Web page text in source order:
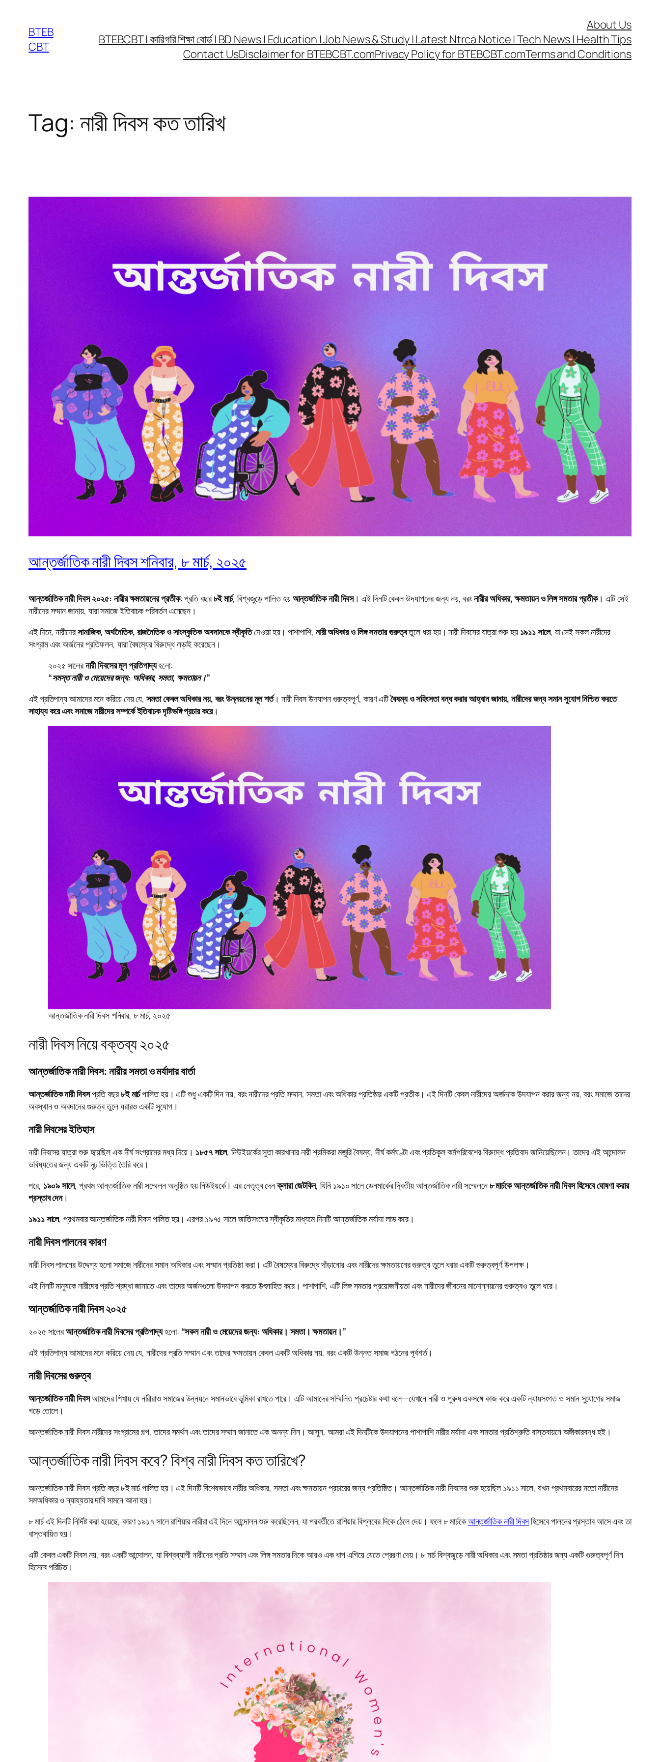
content
BTEB
CBT
About Us
BTEBCBT | কারিগরি শিক্ষা বোর্ড | BD News | Education | Job News & Study | Latest Ntrca Notice | Tech News | Health Tips
Contact UsDisclaimer for BTEBCBT.comPrivacy Policy for BTEBCBT.comTerms and Conditions
Tag: নারী দিবস কত তারিখ
আন্তর্জাতিক নারী দিবস শনিবার, ৮ মার্চ, ২০২৫
আন্তর্জাতিক নারী দিবস ২০২৫: নারীর ক্ষমতায়নের প্রতীক: প্রতি বছর৮ই মার্চ, বিশ্বজুড়ে পালিত হয়আন্তর্জাতিক নারী দিবস। এই দিনটি কেবল উদযাপনের জন্য নয়, বরংনারীর অধিকার, ক্ষমতায়ন ও লিঙ্গ সমতার প্রতীক। এটি সেই
নারীদের সম্মান জানায়, যারা সমাজে ইতিবাচক পরিবর্তন এনেছেন।
এই দিনে, নারীদেরসামাজিক, অর্থনৈতিক, রাজনৈতিক ও সাংস্কৃতিক অবদানকে স্বীকৃতিদেওয়া হয়। পাশাপাশি, নারী অধিকার ও লিঙ্গ সমতার গুরুত্বতুলে ধরা হয়। নারী দিবসের যাত্রা শুরু হয় ১৯১১ সালে, যা সেই সকল নারীদের
সংগ্রাম এবং অর্জনের প্রতিফলন, যারা বৈষম্যের বিরুদ্ধে লড়াই করেছেন।
২০২৫ সালেরনারী দিবসের মূল প্রতিপাদ্যহলো:
“সমস্ত নারী ও মেয়েদের জন্য: অধিকার, সমতা, ক্ষমতায়ন।”
এই প্রতিপাদ্য আমাদের মনে করিয়ে দেয় যে,সমতা কেবল অধিকার নয়, বরং উন্নয়নের মূল শর্ত। নারী দিবস উদযাপন গুরুত্বপূর্ণ, কারণ এটিবৈষম্য ও সহিংসতা বন্ধ করার আহ্বান জানায়, নারীদের জন্য সমান সুযোগ নিশ্চিত করতে
সাহায্য করে এবং সমাজে নারীদের সম্পর্কে ইতিবাচক দৃষ্টিভঙ্গি প্রচার করে।
আন্তর্জাতিক নারী দিবস শনিবার, ৮ মার্চ, ২০২৫
নারী দিবস নিয়ে বক্তব্য ২০২৫
আন্তর্জাতিক নারী দিবস: নারীর সমতা ও মর্যাদার বার্তা
আন্তর্জাতিক নারী দিবসপ্রতি বছর৮ই মার্চপালিত হয়। এটি শুধু একটি দিন নয়, বরং নারীদের প্রতি সম্মান, সমতা এবং অধিকার প্রতিষ্ঠার একটি প্রতীক। এই দিনটি কেবল নারীদের অর্জনকে উদযাপন করার জন্য নয়, বরং সমাজে তাদের
অবস্থান ও অবদানের গুরুত্ব তুলে ধরারও একটি সুযোগ।
নারী দিবসের ইতিহাস
নারী দিবসের যাত্রা শুরু হয়েছিল এক দীর্ঘ সংগ্রামের মধ্য দিয়ে। ১৮৫৭ সালে, নিউইয়র্কের সুতা কারখানার নারী শ্রমিকরা মজুরি বৈষম্য, দীর্ঘ কর্মঘণ্টা এবং প্রতিকূল কর্মপরিবেশের বিরুদ্ধে প্রতিবাদ জানিয়েছিলেন। তাদের এই আন্দোলন
ভবিষ্যতের জন্য একটি দৃঢ় ভিত্তি তৈরি করে।
পরে, ১৯০৯ সালে, প্রথম আন্তর্জাতিক নারী সম্মেলন অনুষ্ঠিত হয় নিউইয়র্কে। এর নেতৃত্ব দেনক্লারা জেটকিন, যিনি ১৯১০ সালে ডেনমার্কের দ্বিতীয় আন্তর্জাতিক নারী সম্মেলনে৮ মার্চকে আন্তর্জাতিক নারী দিবস হিসেবে ঘোষণা করার
প্রস্তাব দেন।
১৯১১ সালে, প্রথমবার আন্তর্জাতিক নারী দিবস পালিত হয়। এরপর ১৯৭৫ সালে জাতিসংঘের স্বীকৃতির মাধ্যমে দিনটি আন্তর্জাতিক মর্যাদা লাভ করে।
নারী দিবস পালনের কারণ
নারী দিবস পালনের উদ্দেশ্য হলো সমাজে নারীদের সমান অধিকার এবং সম্মান প্রতিষ্ঠা করা। এটি বৈষম্যের বিরুদ্ধে দাঁড়ানোর এবং নারীদের ক্ষমতায়নের গুরুত্ব তুলে ধরার একটি গুরুত্বপূর্ণ উপলক্ষ।
এই দিনটি মানুষকে নারীদের প্রতি শ্রদ্ধা জানাতে এবং তাদের অর্জনগুলো উদযাপন করতে উৎসাহিত করে। পাশাপাশি, এটি লিঙ্গ সমতার প্রয়োজনীয়তা এবং নারীদের জীবনের মানোন্নয়নের গুরুত্বও তুলে ধরে।
আন্তর্জাতিক নারী দিবস ২০২৫
২০২৫ সালেরআন্তর্জাতিক নারী দিবসের প্রতিপাদ্যহলো: “সকল নারী ও মেয়েদের জন্য: অধিকার। সমতা। ক্ষমতায়ন।”
এই প্রতিপাদ্য আমাদের মনে করিয়ে দেয় যে, নারীদের প্রতি সম্মান এবং তাদের ক্ষমতায়ন কেবল একটি অধিকার নয়, বরং একটি উন্নত সমাজ গঠনের পূর্বশর্ত।
নারী দিবসের গুরুত্ব
আন্তর্জাতিক নারী দিবসআমাদের শিখায় যে নারীরাও সমাজের উন্নয়নে সমানভাবে ভূমিকা রাখতে পারে। এটি আমাদের সম্মিলিত প্রচেষ্টার কথা বলে—যেখানে নারী ও পুরুষ একসঙ্গে কাজ করে একটি ন্যায়সংগত ও সমান সুযোগের সমাজ
গড়ে তোলে।
আন্তর্জাতিক নারী দিবস নারীদের সংগ্রামের গল্প, তাদের সমর্থন এবং তাদের সম্মান জানাতে এক অনন্য দিন। আসুন, আমরা এই দিনটিকে উদযাপনের পাশাপাশি নারীর মর্যাদা এবং সমতার প্রতিশ্রুতি বাস্তবায়নে অঙ্গীকারবদ্ধ হই।
আন্তর্জাতিক নারী দিবস কবে? বিশ্ব নারী দিবস কত তারিখে?
আন্তর্জাতিক নারী দিবস প্রতি বছর ৮ই মার্চ পালিত হয়। এই দিনটি বিশেষভাবে নারীর অধিকার, সমতা এবং ক্ষমতায়ন প্রচারের জন্য প্রতিষ্ঠিত। আন্তর্জাতিক নারী দিবসের শুরু হয়েছিল ১৯১১ সালে, যখন প্রথমবারের মতো নারীদের
সমঅধিকার ও ন্যায্যতার দাবি সামনে আনা হয়।
৮ মার্চ এই দিনটি নির্দিষ্ট করা হয়েছে, কারণ ১৯১৭ সালে রাশিয়ার নারীরা এই দিনে আন্দোলন শুরু করেছিলেন, যা পরবর্তীতে রাশিয়ার বিপ্লবের দিকে ঠেলে দেয়। ফলে ৮ মার্চকেআন্তর্জাতিক নারী দিবসহিসেবে পালনের প্রস্তাব আসে এবং তা
বাস্তবায়িত হয়।
এটি কেবল একটি দিবস নয়, বরং একটি আন্দোলন, যা বিশ্বব্যাপী নারীদের প্রতি সম্মান এবং লিঙ্গ সমতার দিকে আরও এক ধাপ এগিয়ে যেতে প্রেরণা দেয়। ৮ মার্চ বিশ্বজুড়ে নারী অধিকার এবং সমতা প্রতিষ্ঠার জন্য একটি গুরুত্বপূর্ণ দিন
হিসেবে পরিচিত।